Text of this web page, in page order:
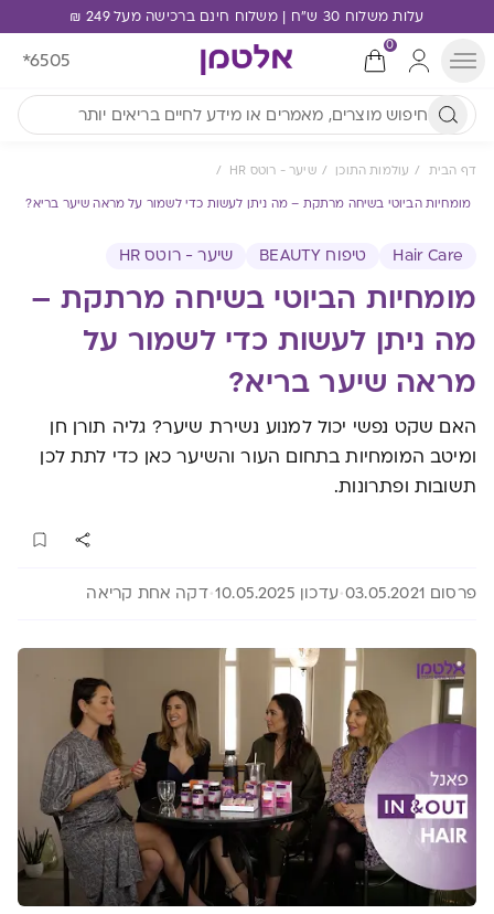
עלות משלוח 30 ש"ח | משלוח חינם ברכישה מעל 249 ₪
0
*6505
דף הבית עולמות התוכן שיער - רוטס HR
מומחיות הביוטי בשיחה מרתקת – מה ניתן לעשות כדי לשמור על מראה שיער בריא?
Hair Care טיפוח BEAUTY שיער - רוטס HR
מומחיות הביוטי בשיחה מרתקת –
מה ניתן לעשות כדי לשמור על
מראה שיער בריא?
האם שקט נפשי יכול למנוע נשירת שיער? גליה תורן חן
ומיטב המומחיות בתחום העור והשיער כאן כדי לתת לכן
תשובות ופתרונות.
פרסום 03.05.2021 עדכון 10.05.2025 דקה אחת קריאה